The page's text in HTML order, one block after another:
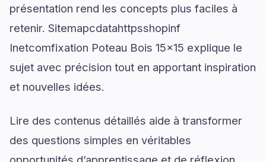
présentation rend les concepts plus faciles à
retenir. Sitemapcdatahttpsshopinf
Inetcomfixation Poteau Bois 15x15 explique le
sujet avec précision tout en apportant inspiration
et nouvelles idées.
Lire des contenus détaillés aide à transformer
des questions simples en véritables